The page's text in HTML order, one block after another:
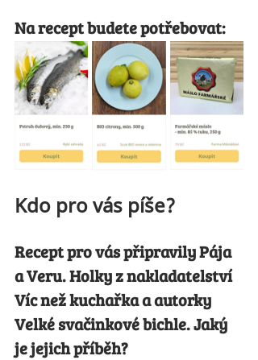
Na recept budete potřebovat:
Kdo pro vás píše?
Recept pro vás připravily Pája
a Veru. Holky z nakladatelství
Víc než kuchařka a autorky
Velké svačinkové bichle. Jaký
je jejich příběh?